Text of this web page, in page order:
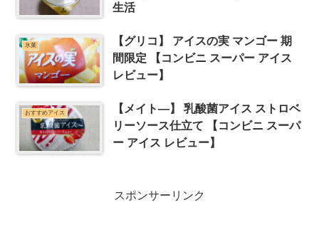
生活
氷菓
【グリコ】 アイスの実 マンゴー 期
間限定 【コンビニ スーパー アイス
レビュー】
おすすめアイス
【メイト―】 乳酸菌アイス ストロベ
リーソース仕立て 【コンビニ スーパ
ー アイス レビュー】
スポンサーリンク